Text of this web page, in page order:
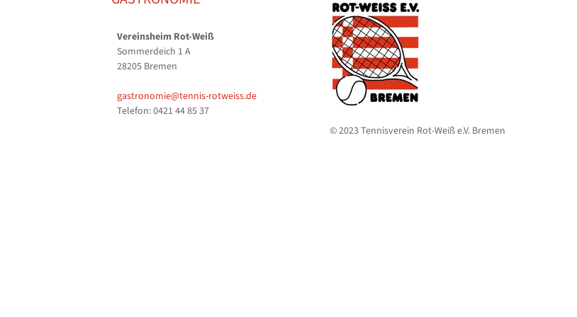
Vereinsheim Rot-Weiß
Sommerdeich 1 A
28205 Bremen
gastronomie@tennis-rotweiss.de
Telefon: 0421 44 85 37
© 2023 Tennisverein Rot-Weiß e.V. Bremen